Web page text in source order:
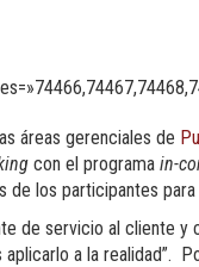
áreas gerenciales de
con el programa in-
de los participantes
de servicio al cliente y
a la realidad”.